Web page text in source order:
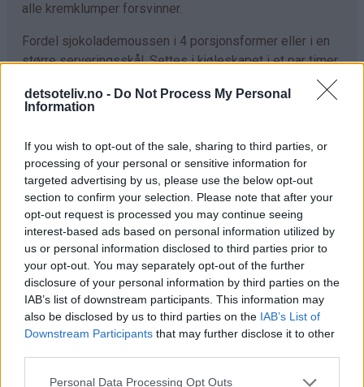
detsoteliv.no - Do Not Process My Personal
Information
If you wish to opt-out of the sale, sharing to third parties, or
processing of your personal or sensitive information for
targeted advertising by us, please use the below opt-out
section to confirm your selection. Please note that after your
opt-out request is processed you may continue seeing
interest-based ads based on personal information utilized by
us or personal information disclosed to third parties prior to
your opt-out. You may separately opt-out of the further
disclosure of your personal information by third parties on the
IAB’s list of downstream participants. This information may
also be disclosed by us to third parties on the IAB’s List of
Downstream Participants that may further disclose it to other
Personal Data Processing Opt Outs
alle kremklumper forsvinner.
Fordel sjokolademoussen i 4 porsjonsformer eller i en
større serveringsskål. Settes i kjøleskapet i et par timer
Tips
♥Når du smelter sjokoladen, er det viktig å gjøre det
skånsomt, slik at den ikke korner seg. Dersom dette
skjer, vil det ikke hjelpe å tilsette eggeplommene.
Her er noen tips for å smelte sjokolade - og det er ikke
nødvendig å gjøre det over vannbad:
♥ Smelte sjokolade over vannbad: For å smelte
sjokolade over vannbad, har du en metall- eller
glassbolle over en kjele med kokende vann. Bollen må